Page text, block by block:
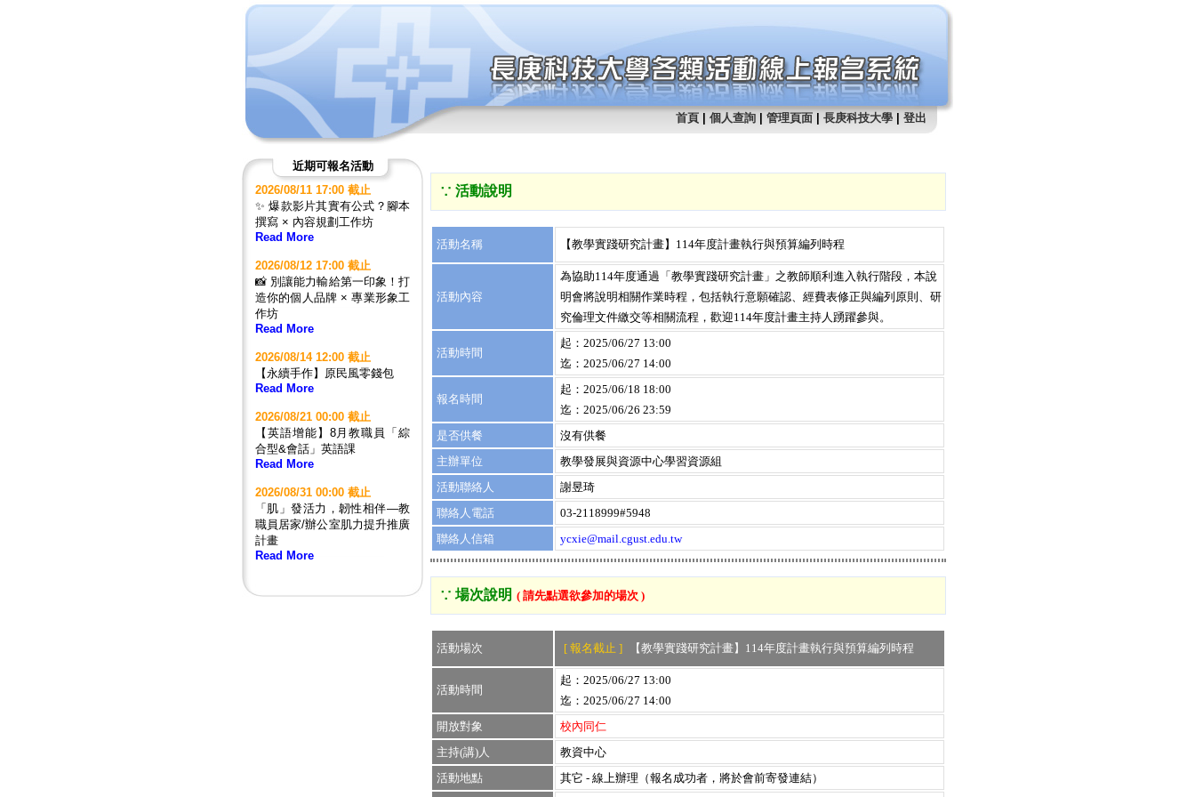
首頁 個人查詢 管理頁面 長庚科技大學 登出
近期可報名活動
2026/08/11 17:00 截止
✨ 爆款影片其實有公式？腳本
撰寫 × 內容規劃工作坊
Read More
2026/08/12 17:00 截止
📸 別讓能力輸給第一印象！打
造你的個人品牌 × 專業形象工
作坊
Read More
2026/08/14 12:00 截止
【永續手作】原民風零錢包
Read More
2026/08/21 00:00 截止
【英語增能】8月教職員「綜
合型&會話」英語課
Read More
2026/08/31 00:00 截止
「肌」發活力，韌性相伴—教
職員居家/辦公室肌力提升推廣
計畫
Read More
∵ 活動說明
活動名稱 【教學實踐研究計畫】114年度計畫執行與預算編列時程
活動內容
為協助114年度通過「教學實踐研究計畫」之教師順利進入執行階段，本說
明會將說明相關作業時程，包括執行意願確認、經費表修正與編列原則、研
究倫理文件繳交等相關流程，歡迎114年度計畫主持人踴躍參與。
活動時間
起：2025/06/27 13:00
迄：2025/06/27 14:00
報名時間
起：2025/06/18 18:00
迄：2025/06/26 23:59
是否供餐
沒有供餐
主辦單位
教學發展與資源中心學習資源組
活動聯絡人
謝昱琦
聯絡人電話
03-2118999#5948
聯絡人信箱
ycxie@mail.cgust.edu.tw
∵ 場次說明 ( 請先點選欲參加的場次 )
活動場次 [ 報名截止 ] 【教學實踐研究計畫】114年度計畫執行與預算編列時程
活動時間
起：2025/06/27 13:00
迄：2025/06/27 14:00
開放對象
校內同仁
主持(講)人
教資中心
活動地點
其它 - 線上辦理（報名成功者，將於會前寄發連結）